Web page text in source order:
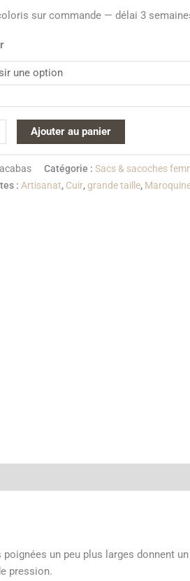
sur commande — délai 3
Ajouter au panier
Catégorie :Sacs & sacoches
: Artisanat, Cuir,grande taille,
un peu plus larges donnent
pression.